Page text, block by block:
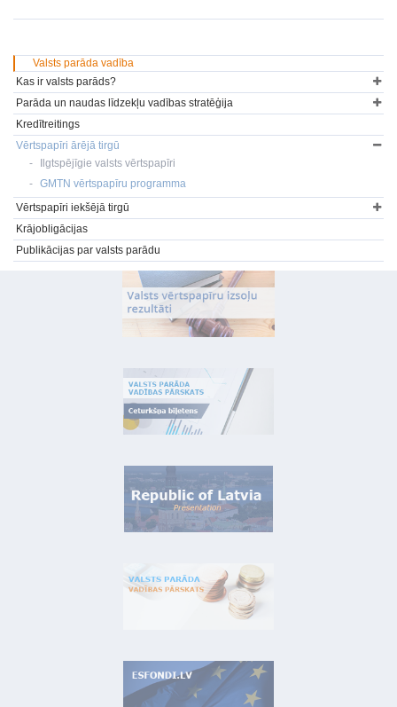
Valsts parāda vadība
Kas ir valsts parāds?
Parāda un naudas līdzekļu vadības stratēģija
Kredītreitings
Vērtspapīri ārējā tirgū
Ilgtspējīgie valsts vērtspapīri
GMTN vērtspapīru programma
Vērtspapīri iekšējā tirgū
Krājobligācijas
Publikācijas par valsts parādu